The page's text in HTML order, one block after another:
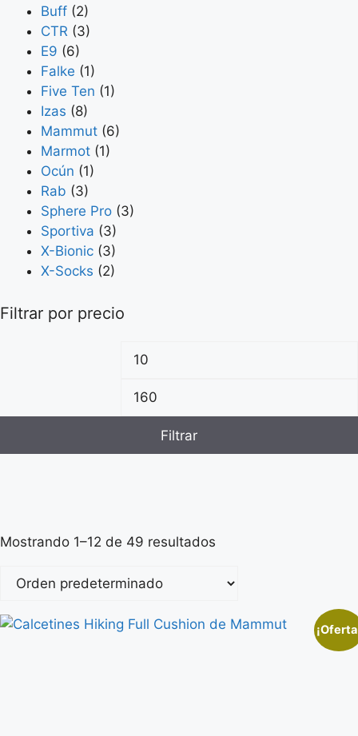
Buff (2)
CTR (3)
E9 (6)
Falke (1)
Five Ten (1)
Izas (8)
Mammut (6)
Marmot (1)
Ocún (1)
Rab (3)
Sphere Pro (3)
Sportiva (3)
X-Bionic (3)
X-Socks (2)
Filtrar por precio
Filtrar
Mostrando 1–12 de 49 resultados